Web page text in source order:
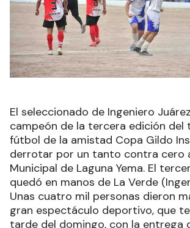
El seleccionado de Ingeniero
campeón de la tercera edición del
fútbol de la amistad Copa Gildo
derrotar por un tanto contra cero
Municipal de Laguna Yema. El
quedó en manos de La Verde
Unas cuatro mil personas dieron
gran espectáculo deportivo, que
tarde del domingo, con la entrega